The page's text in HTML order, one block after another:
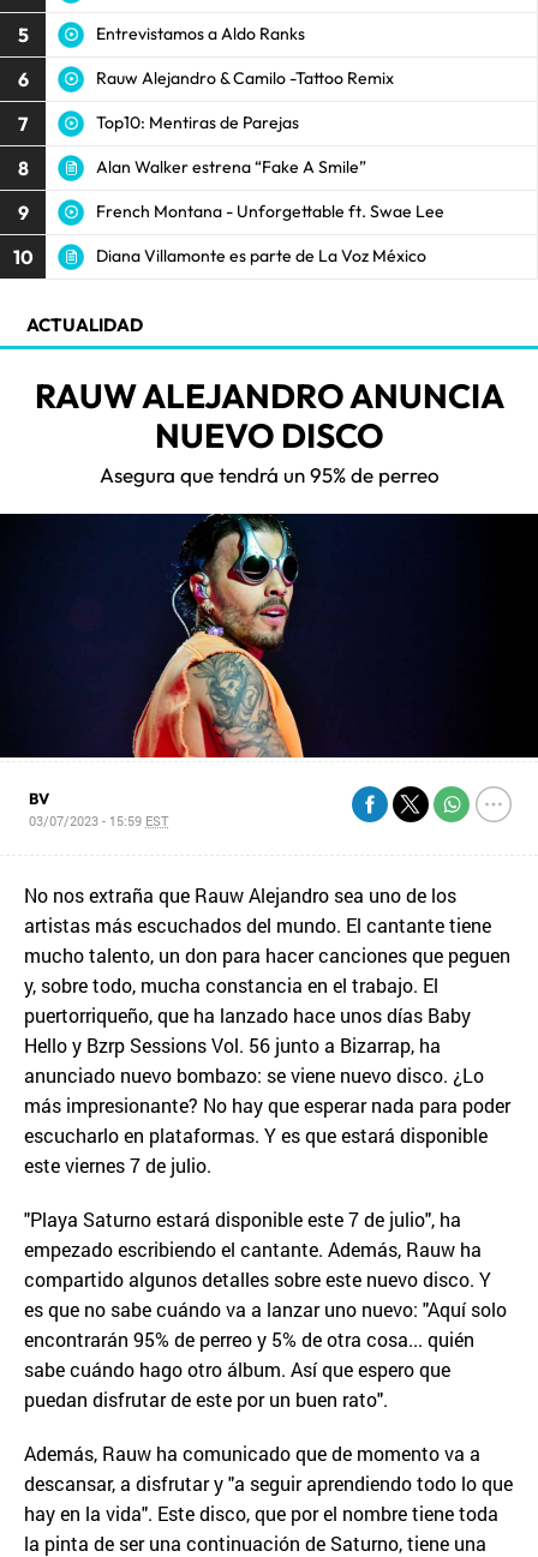
5 Entrevistamos a Aldo Ranks
6 Rauw Alejandro & Camilo -Tattoo Remix
7 Top10: Mentiras de Parejas
8 Alan Walker estrena “Fake A Smile”
9 French Montana - Unforgettable ft. Swae Lee
10 Diana Villamonte es parte de La Voz México
ACTUALIDAD
RAUW ALEJANDRO ANUNCIA
NUEVO DISCO
Asegura que tendrá un 95% de perreo
BV
03/07/2023 - 15:59 EST
No nos extraña que Rauw Alejandro sea uno de los
artistas más escuchados del mundo. El cantante tiene
mucho talento, un don para hacer canciones que peguen
y, sobre todo, mucha constancia en el trabajo. El
puertorriqueño, que ha lanzado hace unos días Baby
Hello y Bzrp Sessions Vol. 56 junto a Bizarrap, ha
anunciado nuevo bombazo: se viene nuevo disco. ¿Lo
más impresionante? No hay que esperar nada para poder
escucharlo en plataformas. Y es que estará disponible
este viernes 7 de julio.
"Playa Saturno estará disponible este 7 de julio", ha
empezado escribiendo el cantante. Además, Rauw ha
compartido algunos detalles sobre este nuevo disco. Y
es que no sabe cuándo va a lanzar uno nuevo: "Aquí solo
encontrarán 95% de perreo y 5% de otra cosa... quién
sabe cuándo hago otro álbum. Así que espero que
puedan disfrutar de este por un buen rato".
Además, Rauw ha comunicado que de momento va a
descansar, a disfrutar y "a seguir aprendiendo todo lo que
hay en la vida". Este disco, que por el nombre tiene toda
la pinta de ser una continuación de Saturno, tiene una